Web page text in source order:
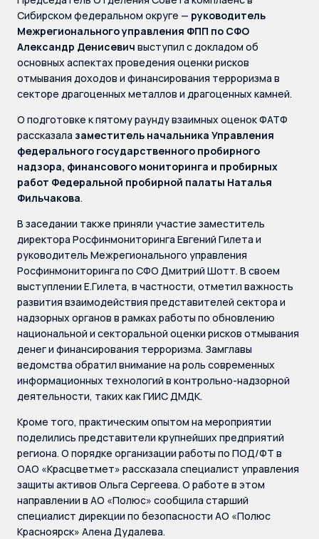
Сибирском федеральном округе — руководитель
Межрегионального управления ФПП по СФО
Александр Денисевич выступил с докладом об
основных аспектах проведения оценки рисков
отмывания доходов и финансирования терроризма в
секторе драгоценных металлов и драгоценных камней.
О подготовке к пятому раунду взаимных оценок ФАТФ
рассказала заместитель начальника Управления
федерального государственного пробирного
надзора, финансового мониторинга и пробирных
работ Федеральной пробирной палаты Наталья
Фильчакова.
В заседании также приняли участие заместитель
директора Росфинмониторинга Евгений Гилета и
руководитель Межрегионального управления
Росфинмониторинга по СФО Дмитрий Шотт. В своем
выступлении Е.Гилета, в частности, отметил важность
развития взаимодействия представителей сектора и
надзорных органов в рамках работы по обновлению
национальной и секторальной оценки рисков отмывания
денег и финансирования терроризма. Замглавы
ведомства обратил внимание на роль современных
информационных технологий в контрольно-надзорной
деятельности, таких как ГИИС ДМДК.
Кроме того, практическим опытом на мероприятии
поделились представители крупнейших предприятий
региона. О порядке организации работы по ПОД/ФТ в
ОАО «Красцветмет» рассказала специалист управления
защиты активов Ольга Сергеева. О работе в этом
направлении в АО «Полюс» сообщила старший
специалист дирекции по безопасности АО «Полюс
Красноярск» Алена Дудалева.